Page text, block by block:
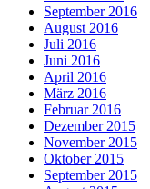
September 2016
August 2016
Juli 2016
Juni 2016
April 2016
März 2016
Februar 2016
Dezember 2015
November 2015
Oktober 2015
September 2015